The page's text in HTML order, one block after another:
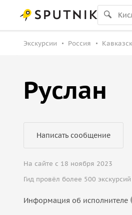
Экскурсии Россия
Руслан
Написать сообщение
На сайте с 18 ноября 2023
Гид провёл более 500 экскурсий
Информация об исполнителе